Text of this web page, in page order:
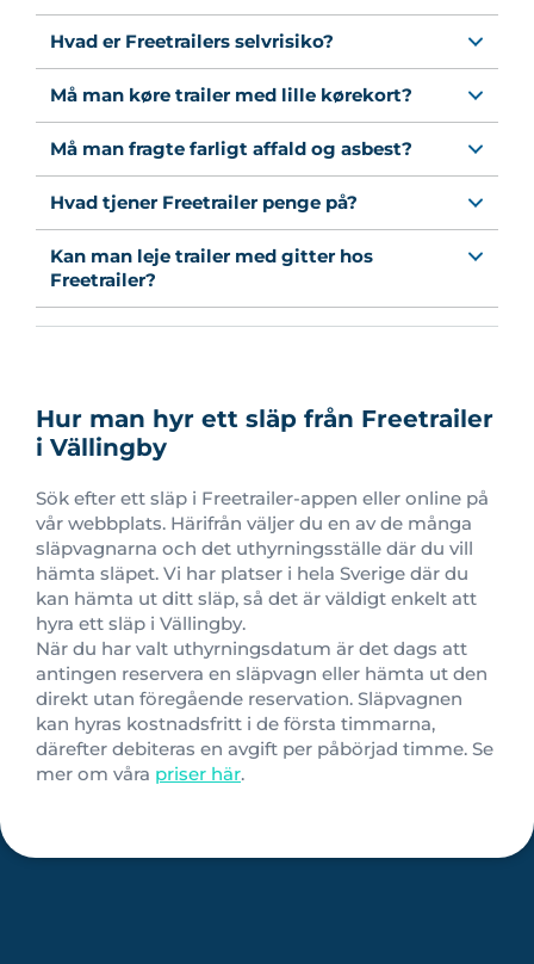
Hvad er Freetrailers selvrisiko?
Må man køre trailer med lille kørekort?
Må man fragte farligt affald og asbest?
Hvad tjener Freetrailer penge på?
Kan man leje trailer med gitter hos
Freetrailer?
Hur man hyr ett släp från Freetrailer
i Vällingby
Sök efter ett släp i Freetrailer-appen eller online på
vår webbplats. Härifrån väljer du en av de många
släpvagnarna och det uthyrningsställe där du vill
hämta släpet. Vi har platser i hela Sverige där du
kan hämta ut ditt släp, så det är väldigt enkelt att
hyra ett släp i Vällingby.
När du har valt uthyrningsdatum är det dags att
antingen reservera en släpvagn eller hämta ut den
direkt utan föregående reservation. Släpvagnen
kan hyras kostnadsfritt i de första timmarna,
därefter debiteras en avgift per påbörjad timme. Se
mer om våra priser här.